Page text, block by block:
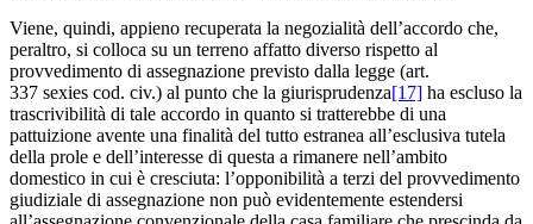
Viene, quindi, appieno recuperata la negozialità dell’accordo che,
peraltro, si colloca su un terreno affatto diverso rispetto al
provvedimento di assegnazione previsto dalla legge (art.
337 sexies cod. civ.) al punto che la giurisprudenza[17] ha escluso la
trascrivibilità di tale accordo in quanto si tratterebbe di una
pattuizione avente una finalità del tutto estranea all’esclusiva tutela
della prole e dell’interesse di questa a rimanere nell’ambito
domestico in cui è cresciuta: l’opponibilità a terzi del provvedimento
giudiziale di assegnazione non può evidentemente estendersi